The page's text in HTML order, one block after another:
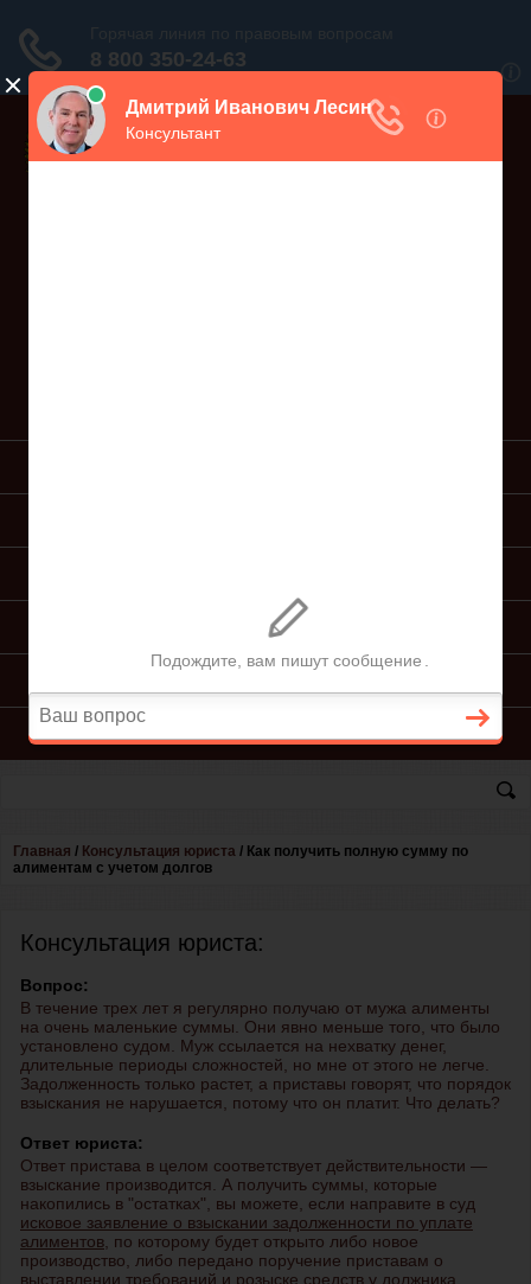
ПОДАЧА ИСКА
КОНСУЛЬТАЦИЯ ЮРИСТА
Главная / Консультация юриста / Как получить полную сумму по
алиментам с учетом долгов
Консультация юриста:
Вопрос:
В течение трех лет я регулярно получаю от мужа алименты
на очень маленькие суммы. Они явно меньше того, что было
установлено судом. Муж ссылается на нехватку денег,
длительные периоды сложностей, но мне от этого не легче.
Задолженность только растет, а приставы говорят, что порядок
взыскания не нарушается, потому что он платит. Что делать?
Ответ юриста:
Ответ пристава в целом соответствует действительности —
взыскание производится. А получить суммы, которые
накопились в "остатках", вы можете, если направите в суд
исковое заявление о взыскании задолженности по уплате
алиментов, по которому будет открыто либо новое
производство, либо передано поручение приставам о
выставлении требований и розыске средств у должника.